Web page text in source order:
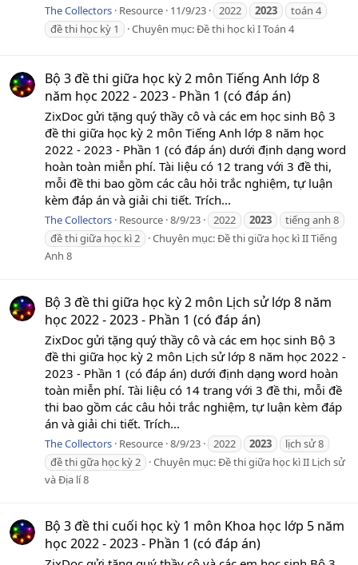
The Collectors Resource 11/9/23 2022 2023
toán 4
đề thi học kỳ 1
Chuyên mục:Đề thi học kì I Toán 4
Bộ 3 đề thi giữa học kỳ 2 môn Tiếng Anh lớp 8
năm học 2022 - 2023 - Phần 1 (có đáp án)
ZixDoc gửi tặng quý thầy cô và các em học sinh Bộ 3
đề thi giữa học kỳ 2 môn Tiếng Anh lớp 8 năm học
2022 - 2023 - Phần 1 (có đáp án) dưới định dạng word
hoàn toàn miễn phí. Tài liệu có 12 trang với 3 đề thi,
mỗi đề thi bao gồm các câu hỏi trắc nghiệm, tự luận
kèm đáp án và giải chi tiết. Trích...
The Collectors Resource 8/9/23 2022 2023
tiếng anh 8
đề thi giữa học kì 2
Chuyên mục:Đề thi giữa học kì II Tiếng
Anh 8
Bộ 3 đề thi giữa học kỳ 2 môn Lịch sử lớp 8 năm
học 2022 - 2023 - Phần 1 (có đáp án)
ZixDoc gửi tặng quý thầy cô và các em học sinh Bộ 3
đề thi giữa học kỳ 2 môn Lịch sử lớp 8 năm học 2022 -
2023 - Phần 1 (có đáp án) dưới định dạng word hoàn
toàn miễn phí. Tài liệu có 14 trang với 3 đề thi, mỗi đề
thi bao gồm các câu hỏi trắc nghiệm, tự luận kèm đáp
án và giải chi tiết. Trích...
The Collectors Resource 8/9/23 2022 2023
lịch sử 8
đề thi gữa học kỳ 2
Chuyên mục:Đề thi giữa học kì II Lịch sử
và Địa lí 8
Bộ 3 đề thi cuối học kỳ 1 môn Khoa học lớp 5 năm
học 2022 - 2023 - Phần 1 (có đáp án)